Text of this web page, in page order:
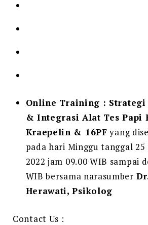
Online Training :
& Integrasi Alat Tes Papi
Kraepelin & 16PFyang
pada hari Minggu tanggal 25
2022 jam 09.00 WIB sampai
WIB bersama narasumber
Herawati, Psikolog
Contact Us :